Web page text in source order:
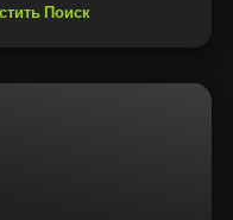
Поиск